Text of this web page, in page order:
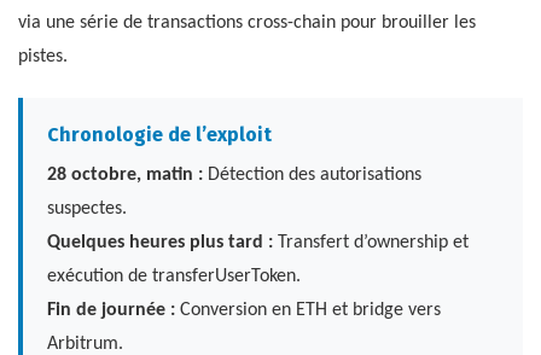
via une série de transactions cross-chain pour brouiller les
pistes.
Chronologie de l’exploit
28 octobre, matin : Détection des autorisations
suspectes.
Quelques heures plus tard : Transfert d’ownership et
exécution de transferUserToken.
Fin de journée : Conversion en ETH et bridge vers
Arbitrum.